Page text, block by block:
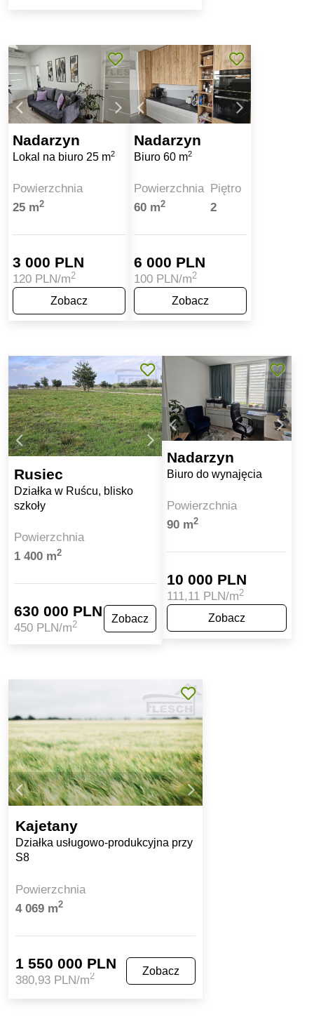
Nadarzyn
Lokal na biuro 25 m2
Powierzchnia
25 m2
3 000 PLN
120 PLN/m2
Zobacz
Nadarzyn
Biuro 60 m2
Powierzchnia
60 m2
Piętro
2
6 000 PLN
100 PLN/m2
Zobacz
Rusiec
Działka w Ruścu, blisko
szkoły
Powierzchnia
1 400 m2
630 000 PLN
450 PLN/m2 Zobacz
Nadarzyn
Biuro do wynajęcia
Powierzchnia
90 m2
10 000 PLN
111,11 PLN/m2
Zobacz
Kajetany
Działka usługowo-produkcyjna przy
S8
Powierzchnia
4 069 m2
1 550 000 PLN
380,93 PLN/m2 Zobacz